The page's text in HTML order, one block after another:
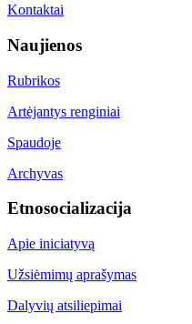
Kontaktai
Naujienos
Rubrikos
Artėjantys renginiai
Spaudoje
Archyvas
Etnosocializacija
Apie iniciatyvą
Užsiėmimų aprašymas
Dalyvių atsiliepimai